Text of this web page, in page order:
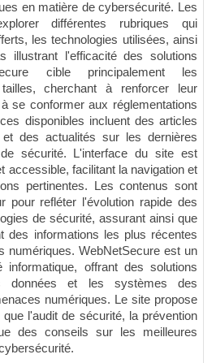
en matière de cybersécurité. Les
différentes rubriques qui
les technologies utilisées, ainsi
illustrant l'efficacité des solutions
cible principalement les
cherchant à renforcer leur
se conformer aux réglementations
disponibles incluent des articles
des actualités sur les dernières
sécurité. L'interface du site est
accessible, facilitant la navigation et
pertinentes. Les contenus sont
pour refléter l'évolution rapide des
de sécurité, assurant ainsi que
des informations les plus récentes
numériques. WebNetSecure est un
offrant des solutions
données et les systèmes des
numériques. Le site propose
l'audit de sécurité, la prévention
des conseils sur les meilleures